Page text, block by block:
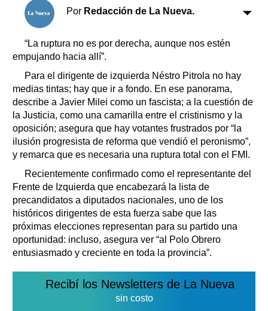
Clasificados
Horóscopo
Suplementos
Servicios
Transportes
Loterías
Datos Útiles
Fúnebres
Edictos
Teléfonos de urgencia
Por Redacción de La Nueva.
“La ruptura no es por derecha, aunque nos estén
empujando hacia allí”.
Para el dirigente de izquierda Néstro Pitrola no hay
medias tintas; hay que ir a fondo. En ese panorama,
describe a Javier Milei como un fascista; a la cuestión de
la Justicia, como una camarilla entre el cristinismo y la
oposición; asegura que hay votantes frustrados por “la
ilusión progresista de reforma que vendió el peronismo”,
y remarca que es necesaria una ruptura total con el FMI.
Recientemente confirmado como el representante del
Frente de Izquierda que encabezará la lista de
precandidatos a diputados nacionales, uno de los
históricos dirigentes de esta fuerza sabe que las
próximas elecciones representan para su partido una
oportunidad: incluso, asegura ver “al Polo Obrero
entusiasmado y creciente en toda la provincia”.
Recibí los Newsletters de La Nueva
sin costo